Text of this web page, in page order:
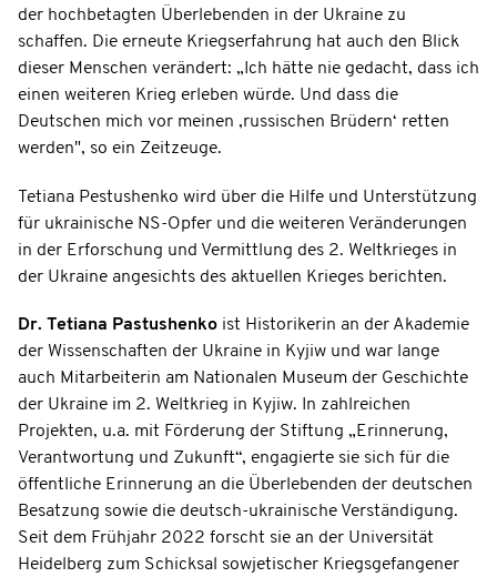
der hochbetagten Überlebenden in der Ukraine zu
schaffen. Die erneute Kriegserfahrung hat auch den Blick
dieser Menschen verändert: „Ich hätte nie gedacht, dass ich
einen weiteren Krieg erleben würde. Und dass die
Deutschen mich vor meinen ‚russischen Brüdern‘ retten
werden", so ein Zeitzeuge.
Tetiana Pestushenko wird über die Hilfe und Unterstützung
für ukrainische NS-Opfer und die weiteren Veränderungen
in der Erforschung und Vermittlung des 2. Weltkrieges in
der Ukraine angesichts des aktuellen Krieges berichten.
Dr. Tetiana Pastushenko ist Historikerin an der Akademie
der Wissenschaften der Ukraine in Kyjiw und war lange
auch Mitarbeiterin am Nationalen Museum der Geschichte
der Ukraine im 2. Weltkrieg in Kyjiw. In zahlreichen
Projekten, u.a. mit Förderung der Stiftung „Erinnerung,
Verantwortung und Zukunft“, engagierte sie sich für die
öffentliche Erinnerung an die Überlebenden der deutschen
Besatzung sowie die deutsch-ukrainische Verständigung.
Seit dem Frühjahr 2022 forscht sie an der Universität
Heidelberg zum Schicksal sowjetischer Kriegsgefangener